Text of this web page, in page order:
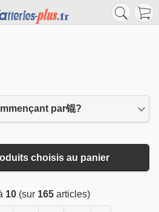
par锟?
choisis au panier
10(sur 165articles)